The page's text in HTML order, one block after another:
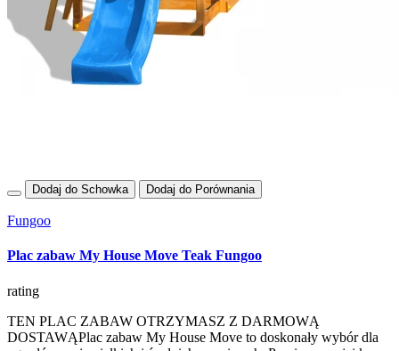
Dodaj do Schowka Dodaj do Porównania
Fungoo
Plac zabaw My House Move Teak Fungoo
rating
TEN PLAC ZABAW OTRZYMASZ Z DARMOWĄ
DOSTAWĄPlac zabaw My House Move to doskonały wybór dla